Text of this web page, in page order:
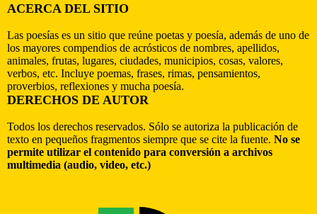
ACERCA DEL SITIO
Las poesías es un sitio que reúne poetas y poesía, además de uno de
los mayores compendios de acrósticos de nombres, apellidos,
animales, frutas, lugares, ciudades, municipios, cosas, valores,
verbos, etc. Incluye poemas, frases, rimas, pensamientos,
proverbios, reflexiones y mucha poesía.
DERECHOS DE AUTOR
Todos los derechos reservados. Sólo se autoriza la publicación de
texto en pequeños fragmentos siempre que se cite la fuente. No se
permite utilizar el contenido para conversión a archivos
multimedia (audio, video, etc.)